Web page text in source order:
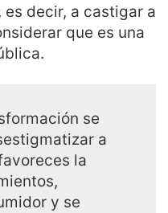
decir, a castigar a
que es una
se
a
la
y se